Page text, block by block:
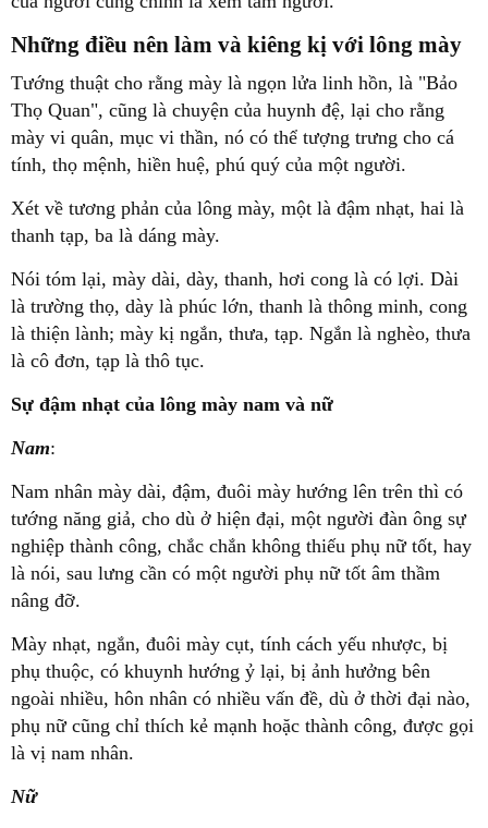
Những điều nên làm và kiêng kị với lông mày
Tướng thuật cho rằng mày là ngọn lửa linh hồn, là "Bảo
Thọ Quan", cũng là chuyện của huynh đệ, lại cho rằng
mày vi quân, mục vi thần, nó có thể tượng trưng cho cá
tính, thọ mệnh, hiền huệ, phú quý của một người.
Xét về tương phản của lông mày, một là đậm nhạt, hai là
thanh tạp, ba là dáng mày.
Nói tóm lại, mày dài, dày, thanh, hơi cong là có lợi. Dài
là trường thọ, dày là phúc lớn, thanh là thông minh, cong
là thiện lành; mày kị ngắn, thưa, tạp. Ngắn là nghèo, thưa
là cô đơn, tạp là thô tục.
Sự đậm nhạt của lông mày nam và nữ
Nam:
Nam nhân mày dài, đậm, đuôi mày hướng lên trên thì có
tướng năng giả, cho dù ở hiện đại, một người đàn ông sự
nghiệp thành công, chắc chắn không thiếu phụ nữ tốt, hay
là nói, sau lưng cần có một người phụ nữ tốt âm thầm
nâng đỡ.
Mày nhạt, ngắn, đuôi mày cụt, tính cách yếu nhược, bị
phụ thuộc, có khuynh hướng ỷ lại, bị ảnh hưởng bên
ngoài nhiều, hôn nhân có nhiều vấn đề, dù ở thời đại nào,
phụ nữ cũng chỉ thích kẻ mạnh hoặc thành công, được gọi
là vị nam nhân.
Nữ